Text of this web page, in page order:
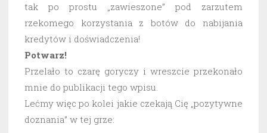
tak po prostu „zawieszone” pod zarzutem
rzekomego korzystania z botów do nabijania
kredytów i doświadczenia!
Potwarz!
Przelało to czarę goryczy i wreszcie przekonało
mnie do publikacji tego wpisu.
Lećmy więc po kolei jakie czekają Cię „pozytywne
doznania” w tej grze: